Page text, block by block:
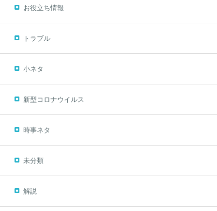
お役立ち情報
トラブル
小ネタ
新型コロナウイルス
時事ネタ
未分類
解説